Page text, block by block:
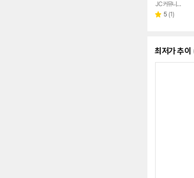
JC커뮤니케이션
별 5 리
(1)
최저가 추이